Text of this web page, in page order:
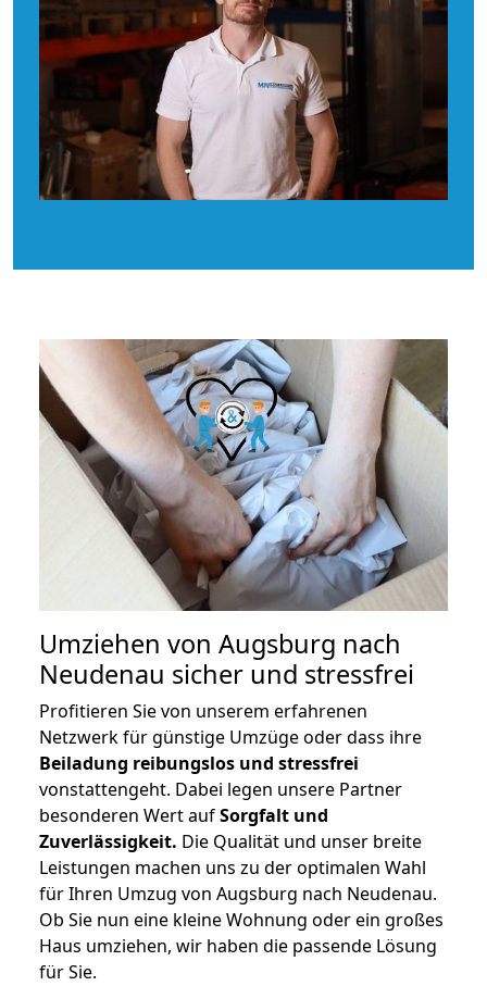
Umziehen von Augsburg nach
Neudenau sicher und stressfrei
Profitieren Sie von unserem erfahrenen
Netzwerk für günstige Umzüge oder dass ihre
Beiladung reibungslos und stressfrei
vonstattengeht. Dabei legen unsere Partner
besonderen Wert aufSorgfalt und
Zuverlässigkeit. Die Qualität und unser breite
Leistungen machen uns zu der optimalen Wahl
für Ihren Umzug von Augsburg nach Neudenau.
Ob Sie nun eine kleine Wohnung oder ein großes
Haus umziehen, wir haben die passende Lösung
für Sie.